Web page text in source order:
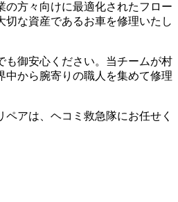
の方々向けに最適化されたフロー
切な資産であるお車を修理いたし
も御安心ください。当チームが村
中から腕寄りの職人を集めて修理
アは、ヘコミ救急隊にお任せく